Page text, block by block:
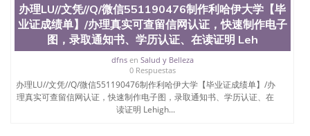
University）圣何塞州立大学学位证（San Jose State
University）圣何塞州立大学学位证（San Jose State
University）圣何塞州立大学（San Jose State
University）圣何塞州立大学（San Jose State
University）圣何塞州立大学（San Jose State
University）圣何塞州立大学（San Jose State
University）圣何塞州立大学学位证（San Jose State
University）圣何塞州立大学学位证（San Jose State
University）圣何塞州立大学结业证（San Jose State
办理LU//文凭//Q/微信551190476制作利哈伊大学【毕
业证成绩单】/办理真实可查留信网认证，快速制作电子
图，录取通知书、学历认证、在读证明 Leh
dfnsen Salud y Belleza
0 Respuestas
办理LU//文凭//Q/微信551190476制作利哈伊大学【毕业证成绩单】/办
理真实可查留信网认证，快速制作电子图，录取通知书、学历认证、在
读证明 Lehigh...